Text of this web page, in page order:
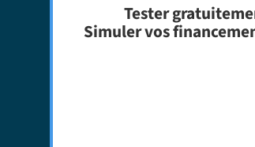
Tester
Simuler vos